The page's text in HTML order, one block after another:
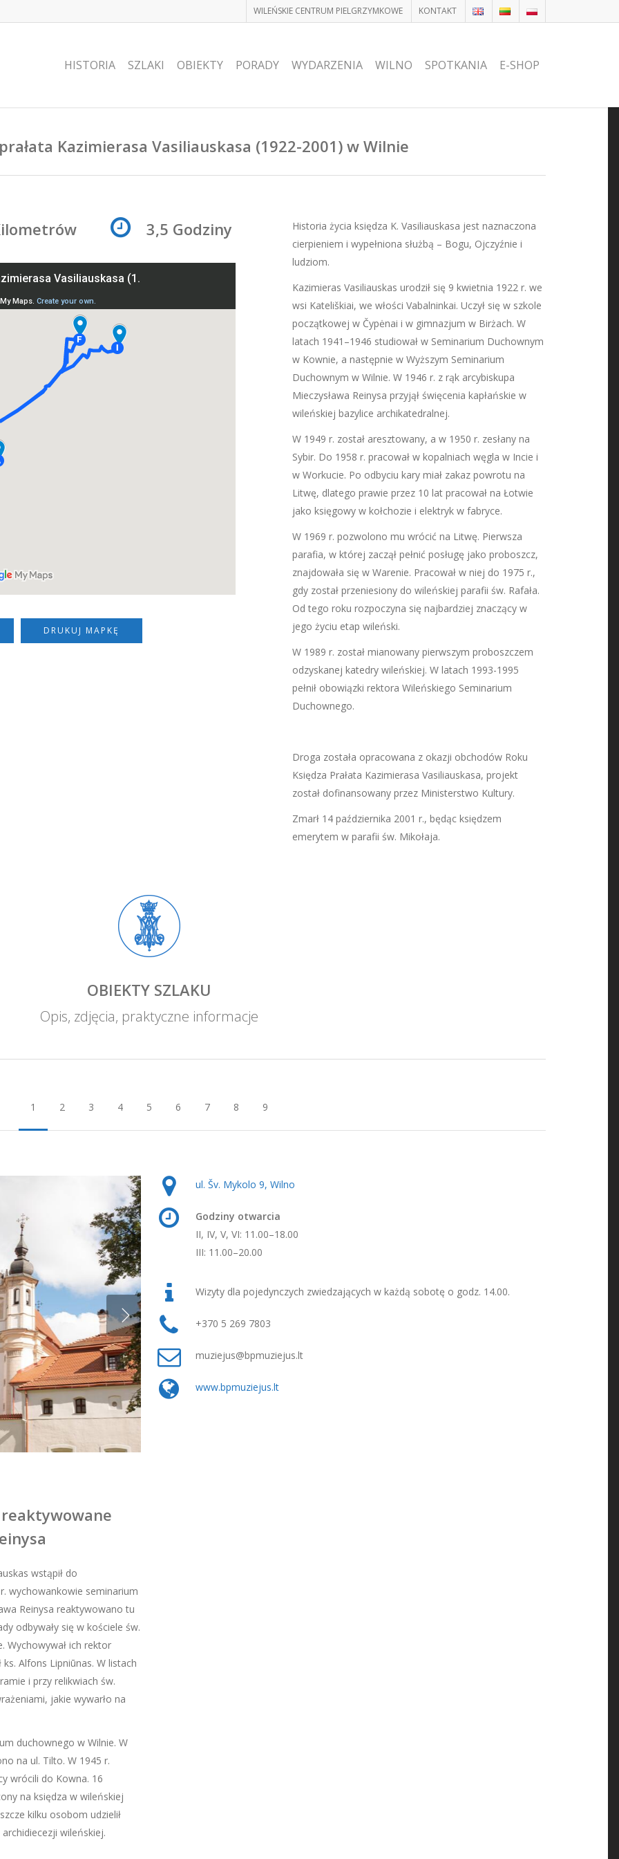
WILEŃSKIE CENTRUM PIELGRZYMKOWE KONTAKT
HISTORIA SZLAKI OBIEKTY PORADY WYDARZENIA WILNO SPOTKANIA E-SHOP
Kazimierasa Vasiliauskasa (1922-2001) w Wilnie
3,5 Godziny
DRUKUJ MAPKĘ
Historia życia księdza K. Vasiliauskasa jest naznaczona
cierpieniem i wypełniona służbą – Bogu, Ojczyźnie i
ludziom.
Kazimieras Vasiliauskas urodził się 9 kwietnia 1922 r. we
wsi Kateliškiai, we włości Vabalninkai. Uczył się w szkole
początkowej w Čypėnai i w gimnazjum w Birżach. W
latach 1941–1946 studiował w Seminarium Duchownym
w Kownie, a następnie w Wyższym Seminarium
Duchownym w Wilnie. W 1946 r. z rąk arcybiskupa
Mieczysława Reinysa przyjął święcenia kapłańskie w
wileńskiej bazylice archikatedralnej.
W 1949 r. został aresztowany, a w 1950 r. zesłany na
Sybir. Do 1958 r. pracował w kopalniach węgla w Incie i
w Workucie. Po odbyciu kary miał zakaz powrotu na
Litwę, dlatego prawie przez 10 lat pracował na Łotwie
jako księgowy w kołchozie i elektryk w fabryce.
W 1969 r. pozwolono mu wrócić na Litwę. Pierwsza
parafia, w której zaczął pełnić posługę jako proboszcz,
znajdowała się w Warenie. Pracował w niej do 1975 r.,
gdy został przeniesiony do wileńskiej parafii św. Rafała.
Od tego roku rozpoczyna się najbardziej znaczący w
jego życiu etap wileński.
W 1989 r. został mianowany pierwszym proboszczem
odzyskanej katedry wileńskiej. W latach 1993-1995
pełnił obowiązki rektora Wileńskiego Seminarium
Duchownego.
Droga została opracowana z okazji obchodów Roku
Księdza Prałata Kazimierasa Vasiliauskasa, projekt
został dofinansowany przez Ministerstwo Kultury.
Zmarł 14 października 2001 r., będąc księdzem
emerytem w parafii św. Mikołaja.
OBIEKTY SZLAKU
Opis, zdjęcia, praktyczne informacje
1 2 3 4 5 6 7 8 9
wstąpił do
wychowankowie seminarium
Reinysa reaktywowano tu
odbywały się w kościele św.
Wychowywał ich rektor
Alfons Lipniūnas. W listach
i przy relikwiach św.
jakie wywarło na
duchownego w Wilnie. W
na ul. Tilto. W 1945 r.
wrócili do Kowna. 16
na księdza w wileńskiej
kilku osobom udzielił
wileńskiej.
ul. Šv. Mykolo 9, Wilno
Godziny otwarcia
II, IV, V, VI: 11.00–18.00
III: 11.00–20.00
Wizyty dla pojedynczych zwiedzających w każdą sobotę o godz. 14.00.
+370 5 269 7803
muziejus@bpmuziejus.lt
www.bpmuziejus.lt